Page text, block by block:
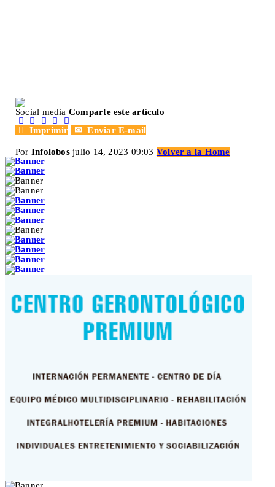
Social media Comparte este artículo

  


Imprimir ✉Enviar E-mail
Por Infolobos julio 14, 2023 09:03 Volver a la Home